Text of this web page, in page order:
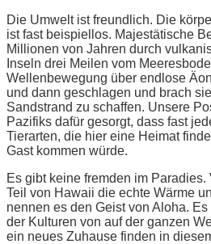
Die Umwelt ist freundlich. Die
ist fast beispiellos. Majestätische
Millionen von Jahren durch
Inseln drei Meilen vom
Wellenbewegung über endlose
und dann geschlagen und brach
Sandstrand zu schaffen. Unsere
Pazifiks dafür gesorgt, dass fast
Tierarten, die hier eine Heimat
Gast kommen würde.
Es gibt keine fremden im
Teil von Hawaii die echte Wärme
nennen es den Geist von Aloha.
der Kulturen von auf der ganzen
ein neues Zuhause finden in